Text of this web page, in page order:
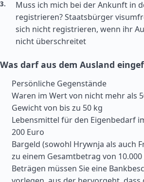
Muss ich mich bei der Ankunft in
registrieren? Staatsbürger
sich nicht registrieren, wenn ihr
nicht überschreitet
Was darf aus dem Ausland
Persönliche Gegenstände
Waren im Wert von nicht mehr als
Gewicht von bis zu 50 kg
Lebensmittel für den Eigenbedarf
200 Euro
Bargeld (sowohl Hrywnja als auch
zu einem Gesamtbetrag von
Beträgen müssen Sie eine